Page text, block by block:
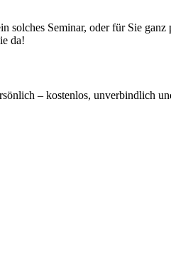
solches Seminar, oder für Sie
da!
– kostenlos, unverbindlich